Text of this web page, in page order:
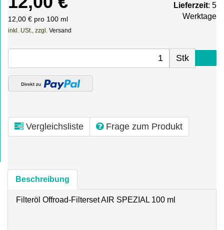
12,00 € pro 100 ml
inkl. USt., zzgl. Versand
Lieferzeit: 5
Werktage
Stk
Vergleichsliste Frage zum Produkt
Beschreibung
Filteröl Offroad-Filterset AIR SPEZIAL 100 ml